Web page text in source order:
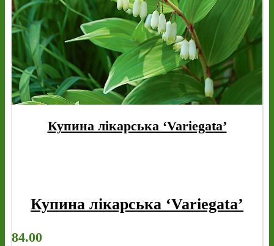
Купина лікарська ‘Variegata’
Купина лікарська ‘Variegata’
84.00